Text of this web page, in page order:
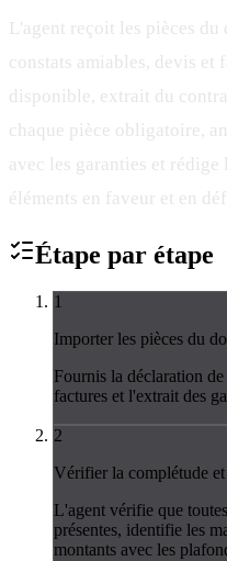
L'agent reçoit les pièces du
constats amiables, devis et
disponible, extrait du
chaque pièce obligatoire,
avec les garanties et
éléments en faveur et en
Étape par étape
1
Importer les pièces du
Fournis la déclaration
factures et l'extrait des
2
Vérifier la complétude
L'agent vérifie que
présentes, identifie les
montants avec les